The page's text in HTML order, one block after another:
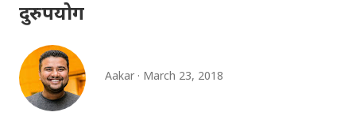
दुरुपयोग
Aakar March 23, 2018